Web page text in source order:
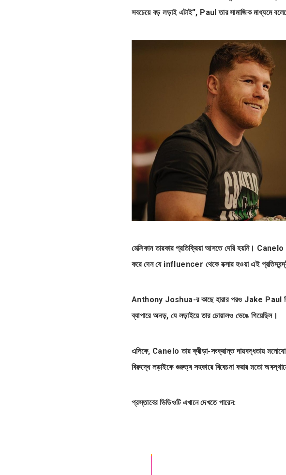
সবচেয়ে বড় লড়াই এটাই”, Paul তার সামাজিক মাধ্যমে
মেক্সিকান তারকার প্রতিক্রিয়া আসতে দেরি হয়নি। Canelo
করে দেন যে influencer থেকে বক্সার হওয়া এই
Anthony Joshua-র কাছে হারার পরও Jake Paul
ব্যাপারে অনড়, যে লড়াইয়ে তার চোয়ালও ভেঙে গিয়েছিল।
এদিকে, Canelo তার ক্রীড়া-সংক্রান্ত দায়বদ্ধতায়
বিরুদ্ধে লড়াইকে গুরুত্ব সহকারে বিবেচনা করার মতো
প্রস্তাবের ভিডিওটি এখানে দেখতে পারেন: